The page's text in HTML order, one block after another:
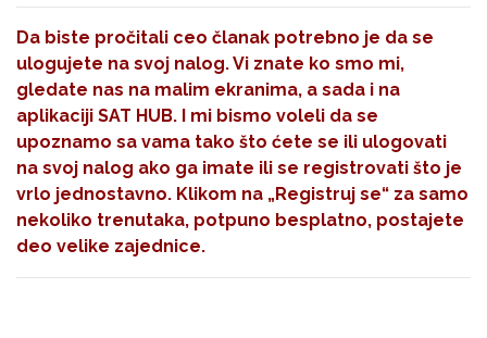
Da biste pročitali ceo članak potrebno je da se
ulogujete na svoj nalog. Vi znate ko smo mi,
gledate nas na malim ekranima, a sada i na
aplikaciji SAT HUB. I mi bismo voleli da se
upoznamo sa vama tako što ćete se ili ulogovati
na svoj nalog ako ga imate ili se registrovati što je
vrlo jednostavno. Klikom na „Registruj se“ za samo
nekoliko trenutaka, potpuno besplatno, postajete
deo velike zajednice.